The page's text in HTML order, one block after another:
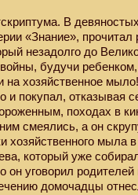
В
«Знание», прочитал
незадолго до
будучи
на хозяйственное
и покупал, отказывая
походах в
смеялись, а он
хозяйственного мыла
который уже
он уговорил родителей
домочадцы